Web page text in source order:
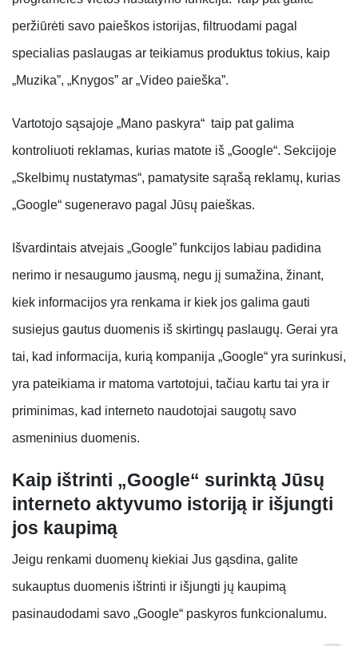
peržiūrėti savo paieškos istorijas, filtruodami pagal
specialias paslaugas ar teikiamus produktus tokius, kaip
„Muzika”, „Knygos” ar „Video paieška”.
Vartotojo sąsajoje „Mano paskyra“ taip pat galima
kontroliuoti reklamas, kurias matote iš „Google“. Sekcijoje
„Skelbimų nustatymas“, pamatysite sąrašą reklamų, kurias
„Google“ sugeneravo pagal Jūsų paieškas.
Išvardintais atvejais „Google” funkcijos labiau padidina
nerimo ir nesaugumo jausmą, negu jį sumažina, žinant,
kiek informacijos yra renkama ir kiek jos galima gauti
susiejus gautus duomenis iš skirtingų paslaugų. Gerai yra
tai, kad informacija, kurią kompanija „Google“ yra surinkusi,
yra pateikiama ir matoma vartotojui, tačiau kartu tai yra ir
priminimas, kad interneto naudotojai saugotų savo
asmeninius duomenis.
Kaip ištrinti „Google“ surinktą Jūsų
interneto aktyvumo istoriją ir išjungti
jos kaupimą
Jeigu renkami duomenų kiekiai Jus gąsdina, galite
sukauptus duomenis ištrinti ir išjungti jų kaupimą
pasinaudodami savo „Google“ paskyros funkcionalumu.